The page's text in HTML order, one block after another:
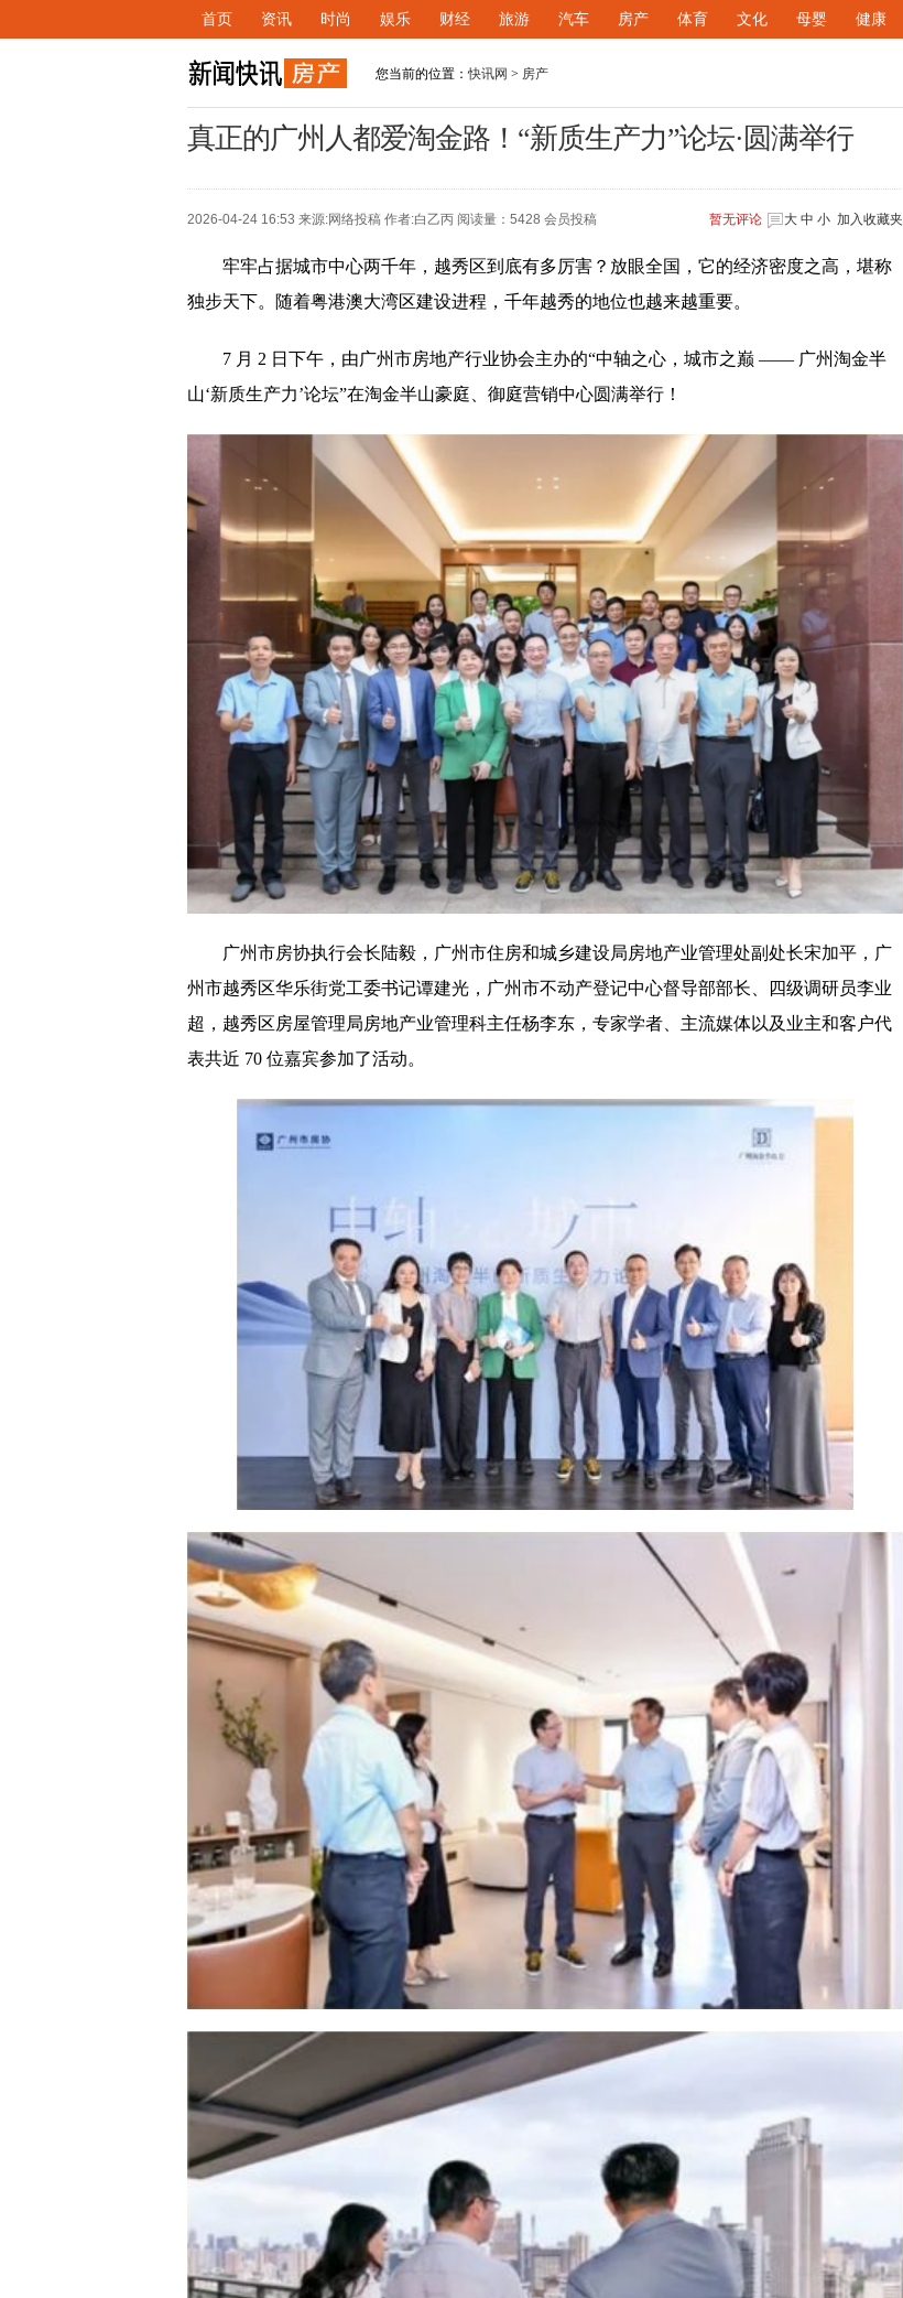
首页 资讯 时尚 娱乐 财经 旅游 汽车 房产 体育 文化 母婴 健康
您当前的位置：快讯网 > 房产
真正的广州人都爱淘金路！“新质生产力”论坛·圆满举行
2026-04-24 16:53 来源:网络投稿 作者:白乙丙 阅读量：5428 会员投稿 大 中 小 加入收藏夹
暂无评论
牢牢占据城市中心两千年，越秀区到底有多厉害？放眼全国，它的经济密度之高，堪称
独步天下。随着粤港澳大湾区建设进程，千年越秀的地位也越来越重要。
7 月 2 日下午，由广州市房地产行业协会主办的“中轴之心，城市之巅 —— 广州淘金半
山‘新质生产力’论坛”在淘金半山豪庭、御庭营销中心圆满举行！
广州市房协执行会长陆毅，广州市住房和城乡建设局房地产业管理处副处长宋加平，广
州市越秀区华乐街党工委书记谭建光，广州市不动产登记中心督导部部长、四级调研员李业
超，越秀区房屋管理局房地产业管理科主任杨李东，专家学者、主流媒体以及业主和客户代
表共近 70 位嘉宾参加了活动。